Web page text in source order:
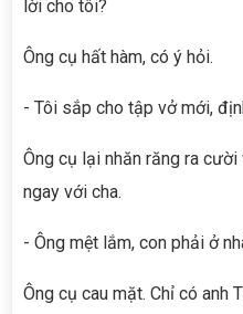
lời cho tôi?
Ông cụ hất hàm, có ý hỏi.
- Tôi sắp cho tập vở mới,
Ông cụ lại nhăn răng ra
ngay với cha.
- Ông mệt lắm, con phải ở
Ông cụ cau mặt. Chỉ có anh